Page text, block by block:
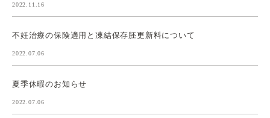
2022.11.16
不妊治療の保険適用と凍結保存胚更新料について
2022.07.06
夏季休暇のお知らせ
2022.07.06